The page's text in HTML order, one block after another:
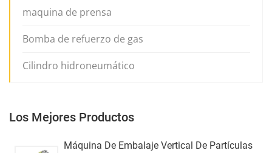
maquina de prensa
Bomba de refuerzo de gas
Cilindro hidroneumático
Los Mejores Productos
Máquina De Embalaje Vertical De Partículas